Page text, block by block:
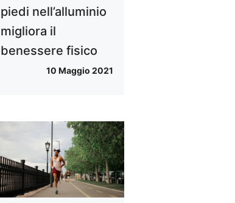
piedi nell’alluminio
migliora il
benessere fisico
10 Maggio 2021